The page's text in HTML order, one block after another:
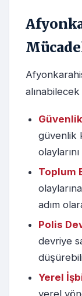
güvenlik
Toplum
adım
Polis
devriye
Yerel
yerel